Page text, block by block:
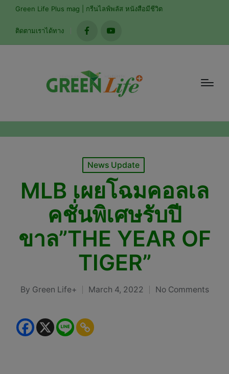
Green Life Plus mag | กรีนไลฟ์พลัส หนังสือมีชีวิต
ติดตามเราได้ทาง
facebookyoutube
Posted
News Update
MLB เผยโฉมคอลเล
คชั่นพิเศษรับปี
ขาล”THE YEAR OF
TIGER”
Posted
By Green Life+ March 4, 2022 No Comments
modal-check